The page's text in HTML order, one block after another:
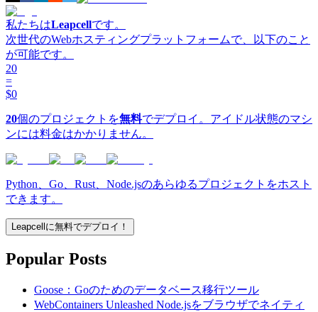
私たちはLeapcellです。
次世代のWebホスティングプラットフォームで、以下のこと
が可能です。
20
=
$0
20個のプロジェクトを無料でデプロイ。アイドル状態のマシ
ンには料金はかかりません。
Python、Go、Rust、Node.jsのあらゆるプロジェクトをホスト
できます。
Leapcellに無料でデプロイ！
Popular Posts
Goose：Goのためのデータベース移行ツール
WebContainers Unleashed Node.jsをブラウザでネイティ